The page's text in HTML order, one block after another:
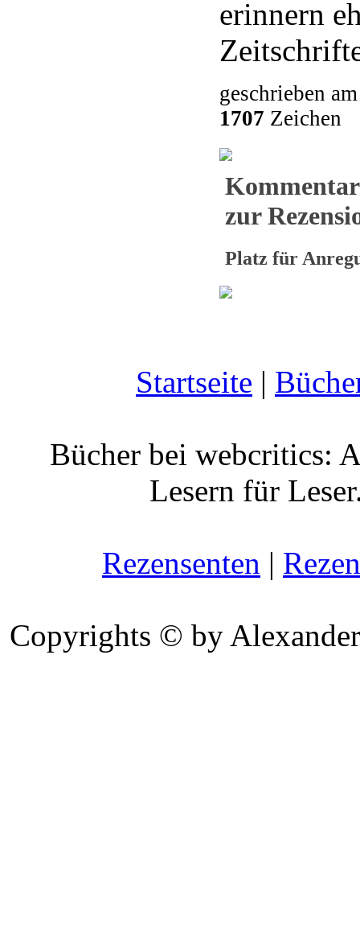
erinnern
geschrieben
1707 Zeichen
zur
Platz für
Startseite |
Bücher bei webcritics:
Lesern für
Rezensenten |
Copyrights © by